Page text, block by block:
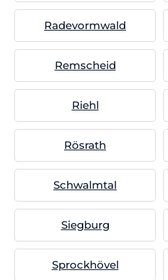
Radevormwald
Remscheid
Riehl
Rösrath
Schwalmtal
Siegburg
Sprockhövel